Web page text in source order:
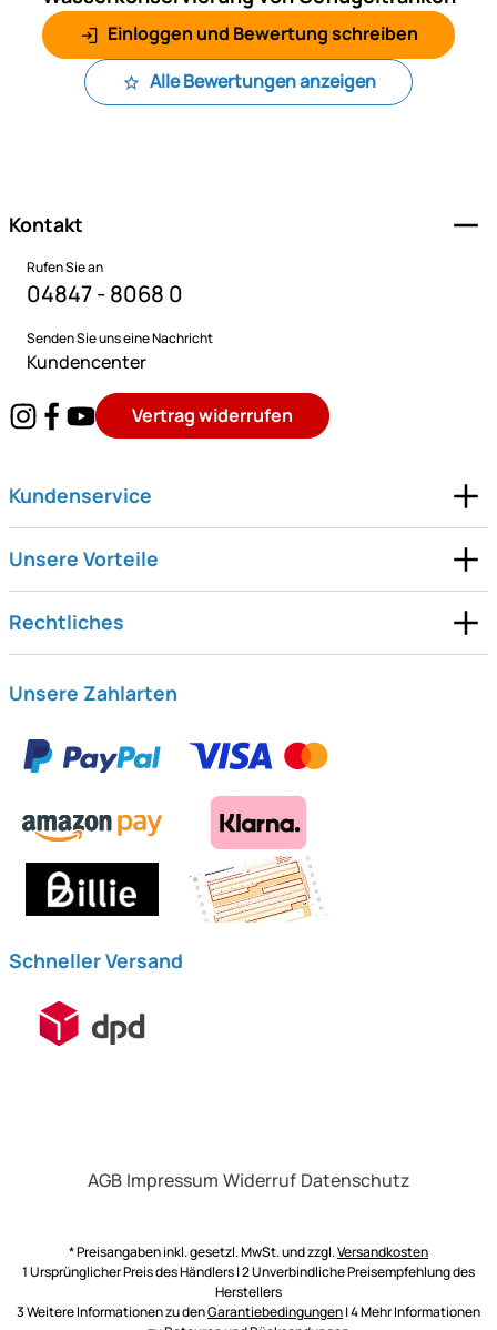
Einloggen und Bewertung schreiben
Alle Bewertungen anzeigen
Kontakt
Rufen Sie an
04847 - 8068 0
Senden Sie uns eine Nachricht
Kundencenter
Vertrag widerrufen
Kundenservice
Unsere Vorteile
Rechtliches
Unsere Zahlarten
Schneller Versand
AGB Impressum Widerruf Datenschutz
* Preisangaben inkl. gesetzl. MwSt. und zzgl.Versandkosten
1 Ursprünglicher Preis des Händlers | 2 Unverbindliche Preisempfehlung des
Herstellers
3 Weitere Informationen zu denGarantiebedingungen| 4 Mehr Informationen